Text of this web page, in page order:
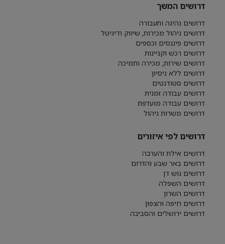
דרושים המשך
דרושים נהיגה ותעבורה
דרושים ניהול מכירות, שיווק ודיגיטל
דרושים פיננסים וכספים
דרושים רכש וקניינות
דרושים שירות, מכירה ותמיכה
דרושים ללא ניסיון
דרושים סטודנטים
דרושים עבודה זמנית
דרושים עבודה מועדפת
דרושים משרות ניהול
דרושים לפי איזורים
דרושים אילת והערבה
דרושים באר שבע והדרום
דרושים גוש דן
דרושים השפלה
דרושים השרון
דרושים חיפה והצפון
דרושים ירושלים והסביבה